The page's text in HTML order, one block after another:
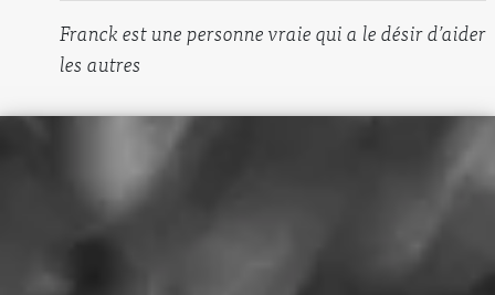
Franck est une personne vraie qui a le désir d’aider
les autres